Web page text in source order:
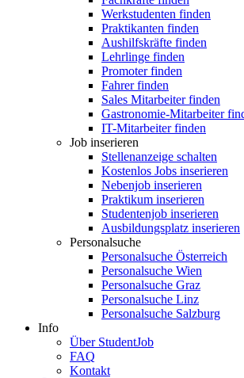
Werkstudenten finden
Praktikanten finden
Aushilfskräfte finden
Lehrlinge finden
Promoter finden
Fahrer finden
Sales Mitarbeiter finden
Gastronomie-Mitarbeiter
IT-Mitarbeiter finden
Job inserieren
Stellenanzeige schalten
Kostenlos Jobs inserieren
Nebenjob inserieren
Praktikum inserieren
Studentenjob inserieren
Ausbildungsplatz inserieren
Personalsuche
Personalsuche Österreich
Personalsuche Wien
Personalsuche Graz
Personalsuche Linz
Personalsuche Salzburg
Info
Über StudentJob
FAQ
Kontakt